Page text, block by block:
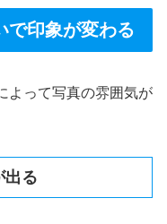
で印象が変わる
よって写真の雰囲気が
出る